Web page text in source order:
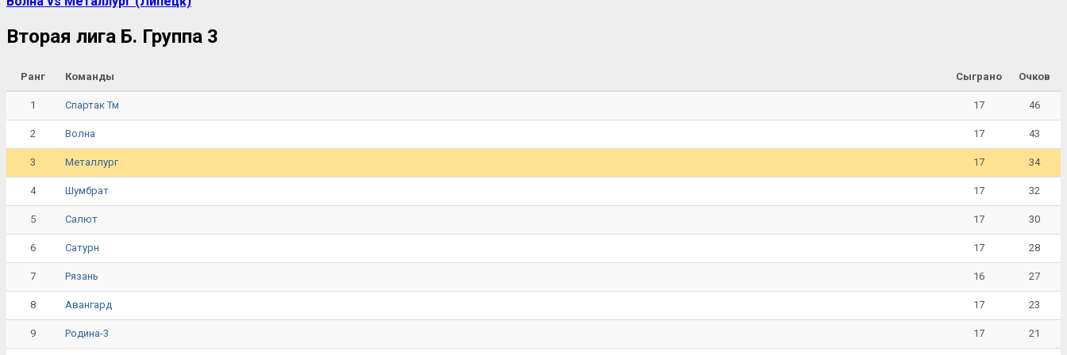
Вторая лига Б. Группа 3
Ранг Команды Сыграно Очков
1 Спартак Тм 17 46
2 Волна 17 43
3 Металлург 17 34
4 Шумбрат 17 32
5 Салют 17 30
6 Сатурн 17 28
7 Рязань 16 27
8 Авангард 17 23
9 Родина-3 17 21